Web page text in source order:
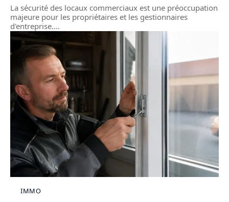
La sécurité des locaux commerciaux est une préoccupation
majeure pour les propriétaires et les gestionnaires
d'entreprise.…
IMMO